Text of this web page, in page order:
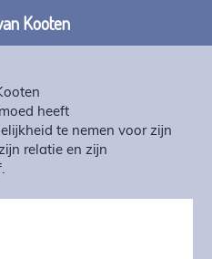
heeft
te nemen voor zijn
relatie en zijn
Kooten